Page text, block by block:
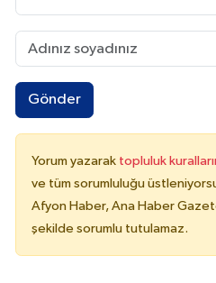
Gönder
Yorum yazarak topluluk
ve tüm sorumluluğu
Afyon Haber, Ana Haber
şekilde sorumlu tutulamaz.